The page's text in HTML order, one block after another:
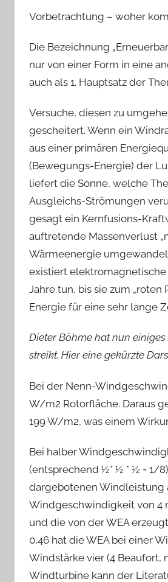
Vorbetrachtung – woher
Die Bezeichnung
nur von einer Form in eine
auch als 1. Hauptsatz der
Versuche, diesen zu
gescheitert. Wenn ein
aus einer primären
(Bewegungs-Energie) der
liefert die Sonne, welche
Ausgleichs-Strömungen
gesagt ein Kernfusions-
auftretende Massenverlust
Wärmeenergie
existiert elektromagnetische
Jahre tun, bis sie zum „roten
Energie für eine sehr lange
Dieter Böhme hat nun
streikt. Hier eine gekürzte
Bei der Nenn-
W/m2 Rotorfläche. Daraus
199 W/m2, was einem
Bei halber
(entsprechend ½* ½ * ½ = 1/
dargebotenen Windleistung
Windgeschwindigkeit von 4
und die von der WEA
0,46 hat die WEA bei einer
Windstärke vier (4 Beaufort,
Windturbine kann der